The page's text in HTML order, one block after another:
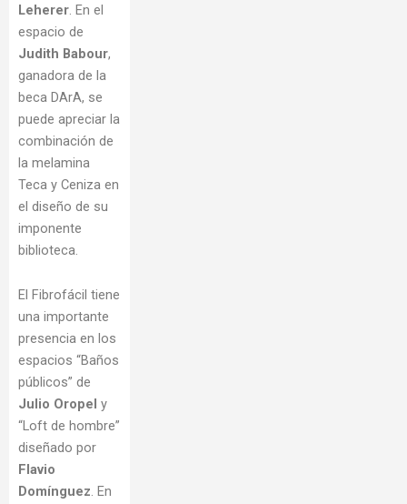
Leherer. En el
espacio de
Judith Babour,
ganadora de la
beca DArA, se
puede apreciar la
combinación de
la melamina
Teca y Ceniza en
el diseño de su
imponente
biblioteca.
El Fibrofácil tiene
una importante
presencia en los
espacios “Baños
públicos” de
Julio Oropel y
“Loft de hombre”
diseñado por
Flavio
Domínguez. En